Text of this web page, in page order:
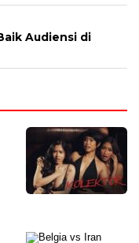
Audiensi di